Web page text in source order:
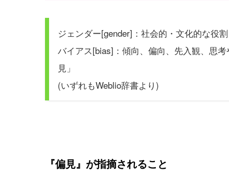
ジェンダー[gender]：社会的・文化的な役
バイアス[bias]：傾向、偏向、先入観、思
見」
(いずれもWeblio辞書より)
『偏見』が指摘されること